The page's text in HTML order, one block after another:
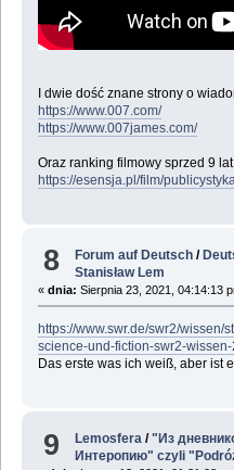
I dwie dość znane strony o
https://www.007.com/
https://www.007james.com/
Oraz ranking filmowy sprzed 9
https://esensja.pl/film/
8 Forum auf Deutsch /
Stanisław Lem
« dnia: Sierpnia 23, 2021, 04:14:13
https://www.swr.de/swr2/
science-und-fiction-swr2-
Das erste was ich weiß, aber ist
9 Lemosfera /"Из
Интеропию" czyli